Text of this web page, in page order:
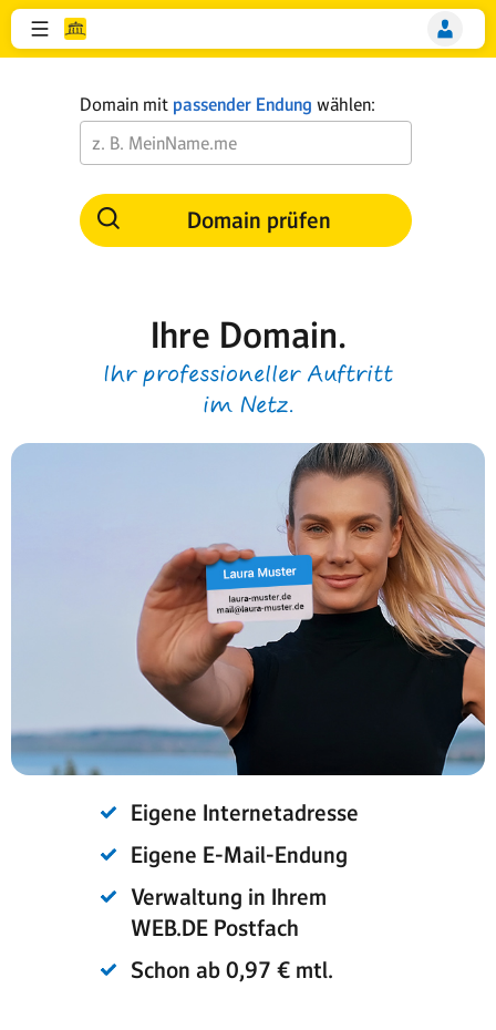
Domain mit passender Endung wählen:
Domain prüfen
Ihre Domain.
Ihr professioneller Auftritt
im Netz.
Eigene Internetadresse
Eigene E-Mail-Endung
Verwaltung in Ihrem
WEB.DE Postfach
Schon ab 0,97 € mtl.